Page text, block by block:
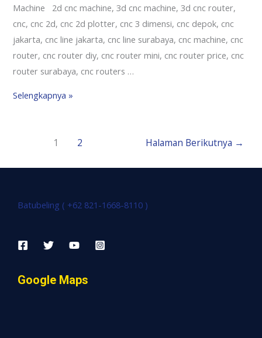
Machine 2d cnc machine, 3d cnc machine, 3d cnc router,
cnc, cnc 2d, cnc 2d plotter, cnc 3 dimensi, cnc depok, cnc
jakarta, cnc line jakarta, cnc line surabaya, cnc machine, cnc
router, cnc router diy, cnc router mini, cnc router price, cnc
router surabaya, cnc routers …
Selengkapnya »
1 2 Halaman Berikutnya →
Batubeling ( +62 821-1668-8110 )
Google Maps